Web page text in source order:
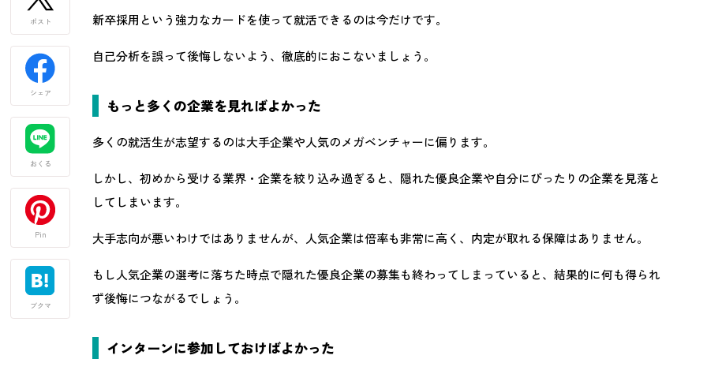
新卒採用という強力なカードを使って就活できるのは今だけです。
自己分析を誤って後悔しないよう、徹底的におこないましょう。
もっと多くの企業を見ればよかった
多くの就活生が志望するのは大手企業や人気のメガベンチャーに偏ります。
しかし、初めから受ける業界・企業を絞り込み過ぎると、隠れた優良企業や自分にぴったりの企業を見落と
してしまいます。
大手志向が悪いわけではありませんが、人気企業は倍率も非常に高く、内定が取れる保障はありません。
もし人気企業の選考に落ちた時点で隠れた優良企業の募集も終わってしまっていると、結果的に何も得られ
ず後悔につながるでしょう。
インターンに参加しておけばよかった
ポスト
シェア
おくる
Pin
ブクマ